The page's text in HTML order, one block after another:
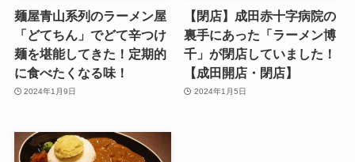
麺屋青山系列のラーメン屋
「どてちん」でどて辛つけ
麺を堪能してきた！定期的
に食べたくなる味！
2024年1月9日
【閉店】成田赤十字病院の
裏手にあった「ラーメン博
千」が閉店していました！
【成田開店・閉店】
2024年1月5日